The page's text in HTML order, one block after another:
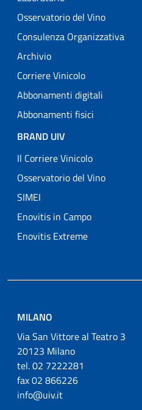
Osservatorio del Vino
Consulenza Organizzativa
Archivio
Corriere Vinicolo
Abbonamenti digitali
Abbonamenti fisici
BRAND UIV
Il Corriere Vinicolo
Osservatorio del Vino
SIMEI
Enovitis in Campo
Enovitis Extreme
MILANO
Via San Vittore al Teatro 3
20123 Milano
tel. 02 7222281
fax 02 866226
info@uiv.it